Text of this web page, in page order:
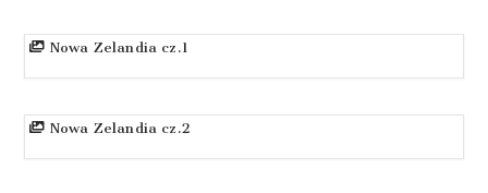
Nowa Zelandia cz.1
Nowa Zelandia cz.2